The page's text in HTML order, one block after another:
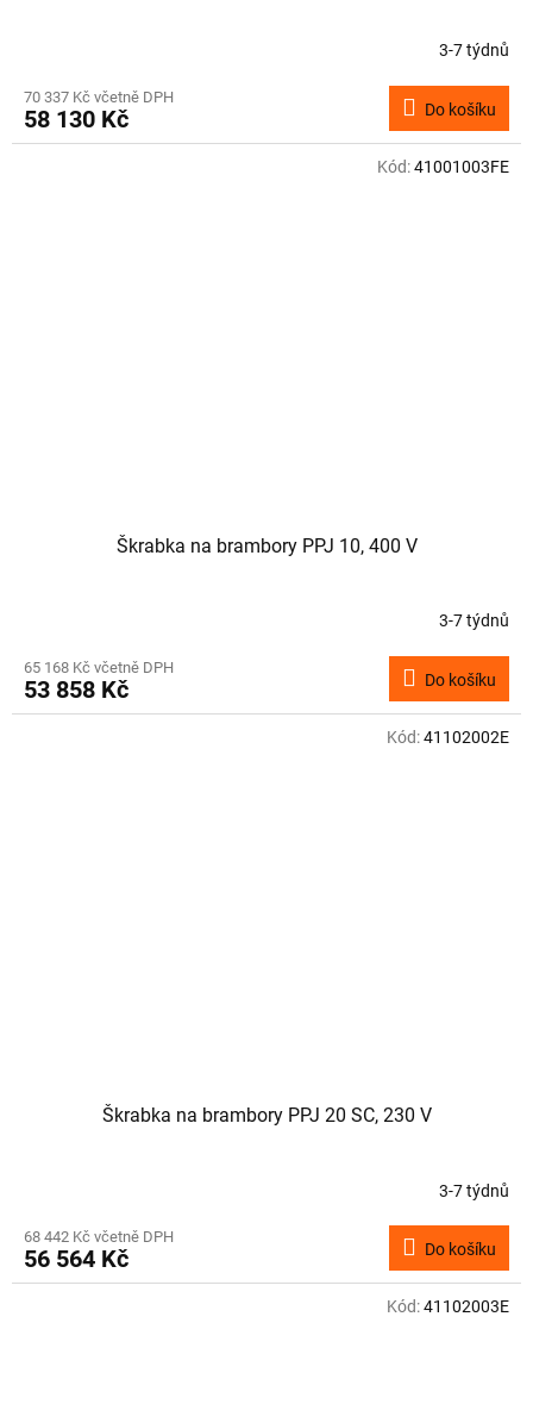
3-7 týdnů
70 337 Kč včetně DPH
58 130 Kč Do košíku
Škrabka na brambory PPJ 10, 400 V
3-7 týdnů
65 168 Kč včetně DPH
53 858 Kč Do košíku
Kód:41001003FE
Škrabka na brambory PPJ 20 SC, 230 V
3-7 týdnů
68 442 Kč včetně DPH
56 564 Kč Do košíku
Kód:41102002E
Kód:41102003E